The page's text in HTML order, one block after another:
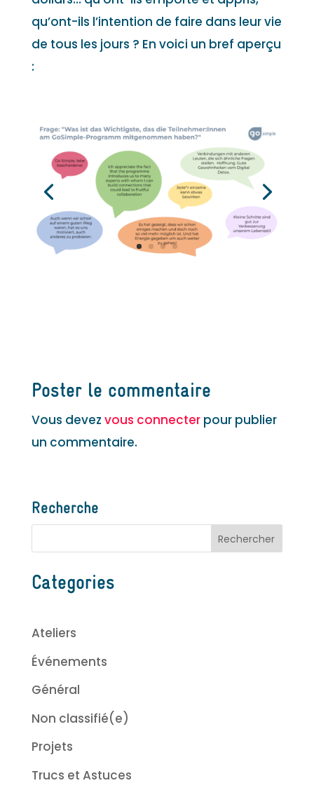
qu’ont-ils l’intention de faire dans leur vie
de tous les jours ? En voici un bref aperçu
:
Poster le commentaire
Vous devez vous connecterpour publier
un commentaire.
Recherche
Categories
Ateliers
Événements
Général
Non classifié(e)
Projets
Trucs et Astuces